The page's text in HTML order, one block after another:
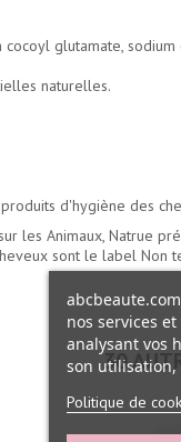
glutamate,
naturelles.
d'hygiène des
les Animaux, Natrue
sont le label Non
30
nos services
analysant vos
son utilisation,
Politique de